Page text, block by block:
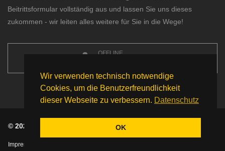
Beitrittsformular vollständig aus und lassen Sie uns dieses
zukommen - wir leiten alles weitere für Sie in die Wege!
OFFLINE
© 2026 Ski Club Kreuth e. V. - Alle Rechte vorbehalten.
Impressum
Wir verwenden technisch notwendige
Cookies, um die Benutzerfreundlichkeit
dieser Webseite zu verbessern. Datenschutz
OK